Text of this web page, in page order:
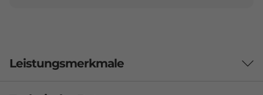
Leistungsmerkmale